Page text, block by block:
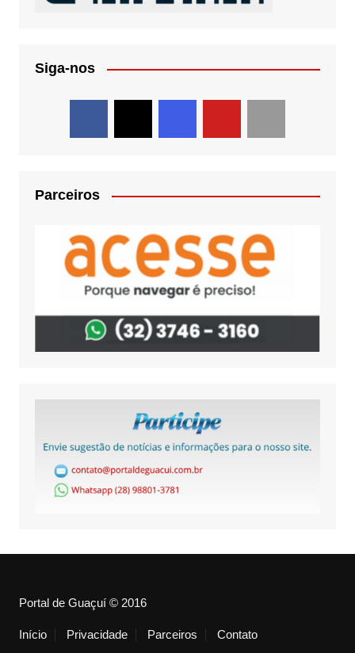
Siga-nos
Parceiros
Portal de Guaçuí © 2016
Início Privacidade Parceiros Contato